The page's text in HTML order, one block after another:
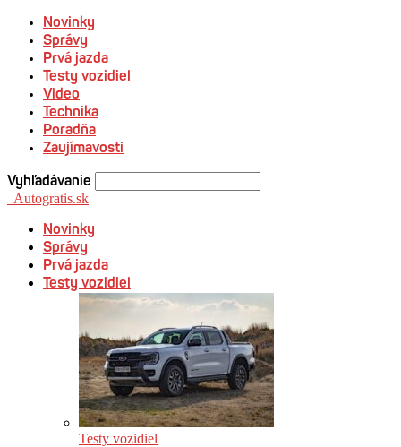
Novinky
Správy
Prvá jazda
Testy vozidiel
Video
Technika
Poradňa
Zaujímavosti
Vyhľadávanie
Autogratis.sk
Novinky
Správy
Prvá jazda
Testy vozidiel
Testy vozidiel